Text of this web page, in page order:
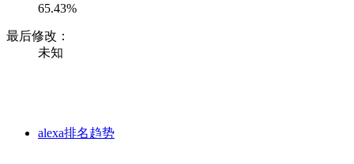
65.43%
最后修改：
未知
alexa排名趋势